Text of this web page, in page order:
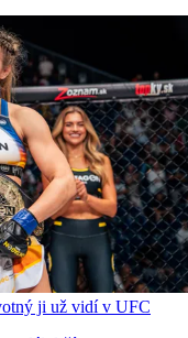
ji už vidí v UFC